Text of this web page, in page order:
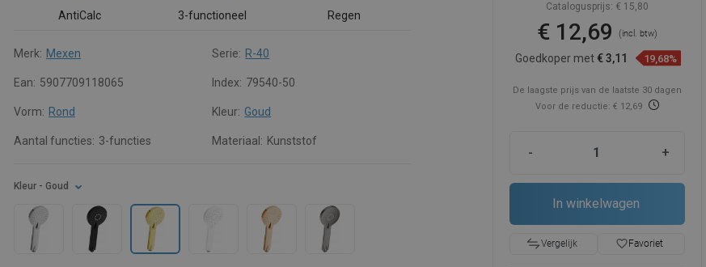
AntiCalc 3-functioneel Regen
Merk: Mexen Serie: R-40
Ean: 5907709118065 Index: 79540-50
Vorm: Rond Kleur: Goud
Aantal functies: 3-functies Materiaal: Kunststof
Kleur - Goud
Catalogusprijs: € 15,80
€ 12,69(incl. btw)
Goedkoper met € 3,11 19,68%
De laagste prijs van de laatste 30 dagen
Voor de reductie: € 12,69
- +
In winkelwagen
Vergelijk favorite_borderFavoriet